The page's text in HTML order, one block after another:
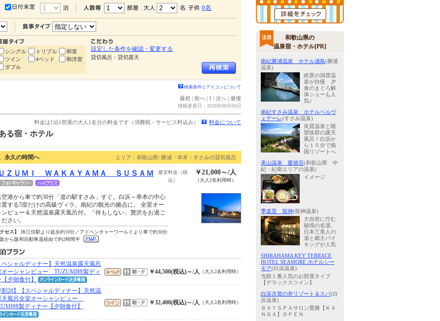
0名
シングル トリプル
和室
ツイン
4ベッド
和洋室
ダブル
設定した条件を確認・変更する
貸切風呂・貸切露天
検索条件とアイコンについて
最初 | 前へ | 1 | 次へ | 最後
情報更新日：2026年08月06日
料金は1泊1部屋の大人1名分の料金です（消費税・サービス料込み） 料金について
る宿・ホテル
永久の時間へ エリア：和歌山県>勝浦・串本・すさみの貸切風呂
ＺＵＭＩ ＷＡＫＡＹＡＭＡ ＳＵＳＡＭ
最安料金（税
込）
￥21,000～/人
（大人2名利用時）
空港から車で約30分「道の駅すさみ」すぐ。白浜～串本の中心
置する5室だけの高級ヴィラ。南紀の観光の拠点に。 全室オー
ンビュー＆天然温泉露天風呂付。「何もしない」贅沢をお過ご
さい。
セス】
JR江住駅より徒歩約10分／アドベンチャーワールドより車で約30分
から阪和自動車道経由で約2時間半
ペシャルディナー】天然温泉露天風呂
オーシャンビュー TUZUMI特製ディ
夕朝食付】
￥44,500(税込)～/人 （大人2名利用時）
割28】【スペシャルディナー】天然温
天風呂全室オーシャンビュー
特製ディナー【夕朝食付】
￥32,400(税込)～/人 （大人2名利用時）
和歌山県の
温泉宿・ホテル[PR]
南紀勝浦温泉 ホテル浦島(勝浦
温泉)
絶景の洞窟温
泉が自慢 夕
食のまぐろ解
体ショーも人
気♪
南紀すさみ温泉 ホテルベルヴ
ェデーレ(すさみ温泉)
良質温泉と眺
望抜群の露天
風呂！白浜か
ら１５分で南
国リゾートへ
美山温泉 愛徳荘(和歌山県 中
紀・紀南エリアの温泉)
イメージ
季楽里 龍神(龍神温泉)
大自然に佇む
秘境の名湯。
日本三美人の
湯と郷土バイ
キングが人気
SHIRAHAMA KEY TERRACE
HOTEL SEAMORE ホテルシー
モア(白浜温泉)
当館１番人気のお部屋タイプ
【デラックスツイン】
白浜古賀の井リゾート＆スパ(白
浜温泉)
ＢＡＹＳＰＡサロン寛雅【ＫＡ
ＮＧＡ】ＯＰＥＮ